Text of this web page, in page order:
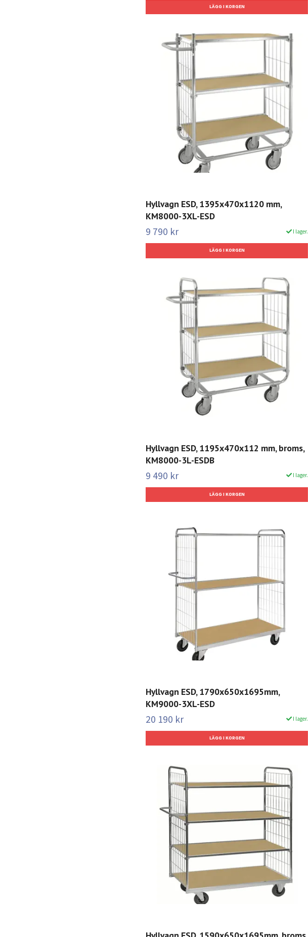
Hyllvagn ESD, 1395x470x1120 mm,
KM8000-3XL-ESD
9 790 kr I lager.
Hyllvagn ESD, 1195x470x112 mm, broms,
KM8000-3L-ESDB
9 490 kr I lager.
Hyllvagn ESD, 1790x650x1695mm,
KM9000-3XL-ESD
20 190 kr I lager.